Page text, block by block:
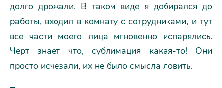
долго дрожали. В таком виде я добирался до
работы, входил в комнату с сотрудниками, и тут
все части моего лица мгновенно испарялись.
Черт знает что, сублимация какая-то! Они
просто исчезали, их не было смысла ловить.